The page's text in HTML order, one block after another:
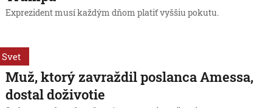
Exprezident musí každým dňom platiť vyššiu pokutu.
Svet
Muž, ktorý zavraždil poslanca Amessa,
dostal doživotie